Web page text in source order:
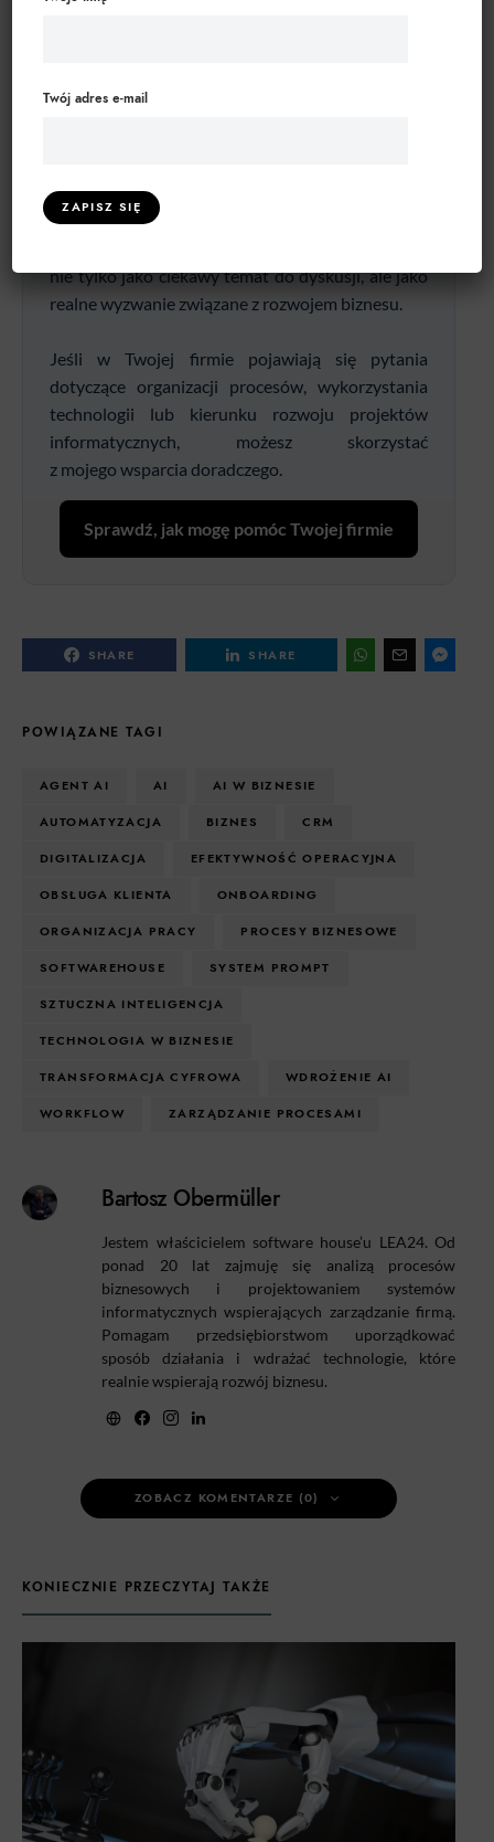
dotyczącymi technologii, zarządzania
i funkcjonowania organizacji. W wielu firmach
nie tylko jako ciekawy temat do dyskusji, ale jako
realne wyzwanie związane z rozwojem biznesu.
Jeśli w Twojej firmie pojawiają się pytania
dotyczące organizacji procesów, wykorzystania
technologii lub kierunku rozwoju projektów
informatycznych, możesz skorzystać
z mojego wsparcia doradczego.
Sprawdź, jak mogę pomóc Twojej firmie
SHARE SHARE
POWIĄZANE TAGI
AGENT AI AI AI W BIZNESIE
AUTOMATYZACJA BIZNES CRM
DIGITALIZACJA EFEKTYWNOŚĆ OPERACYJNA
OBSŁUGA KLIENTA ONBOARDING
ORGANIZACJA PRACY PROCESY BIZNESOWE
SOFTWAREHOUSE SYSTEM PROMPT
SZTUCZNA INTELIGENCJA
TECHNOLOGIA W BIZNESIE
TRANSFORMACJA CYFROWA WDROŻENIE AI
WORKFLOW ZARZĄDZANIE PROCESAMI
Bartosz Obermüller
Jestem właścicielem software house’u LEA24. Od
ponad 20 lat zajmuję się analizą procesów
biznesowych i projektowaniem systemów
informatycznych wspierających zarządzanie firmą.
Pomagam przedsiębiorstwom uporządkować
sposób działania i wdrażać technologie, które
realnie wspierają rozwój biznesu.
ZOBACZ KOMENTARZE (0)
KONIECZNIE PRZECZYTAJ TAKŻE
Twój adres e-mail